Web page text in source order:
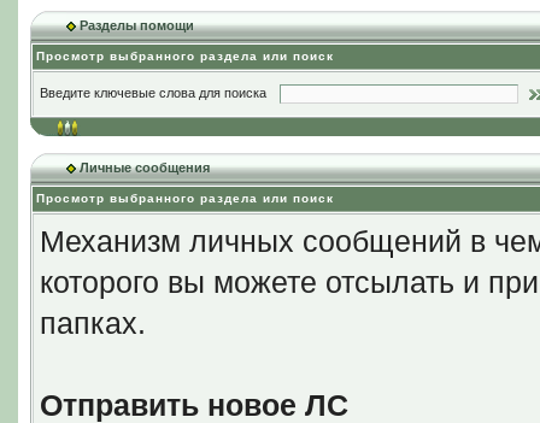
Разделы помощи
Просмотр выбранного раздела или поиск
Введите ключевые слова для поиска
Личные сообщения
Просмотр выбранного раздела или поиск
Механизм личных сообщений в
которого вы можете отсылать и
папках.
Отправить новое ЛС